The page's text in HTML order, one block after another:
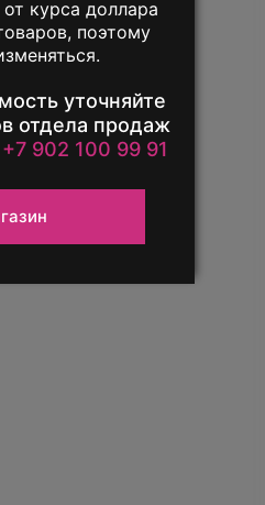
выгодно!
расстаться
новый iPhone
курса доллара
поэтому
уточняйте
отдела продаж
+7 902 100 99 91